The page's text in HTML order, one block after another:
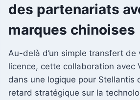
des partenariats
marques chinoises
Au-delà d’un simple transfert de
licence, cette collaboration avec
dans une logique pour Stellantis
retard stratégique sur la